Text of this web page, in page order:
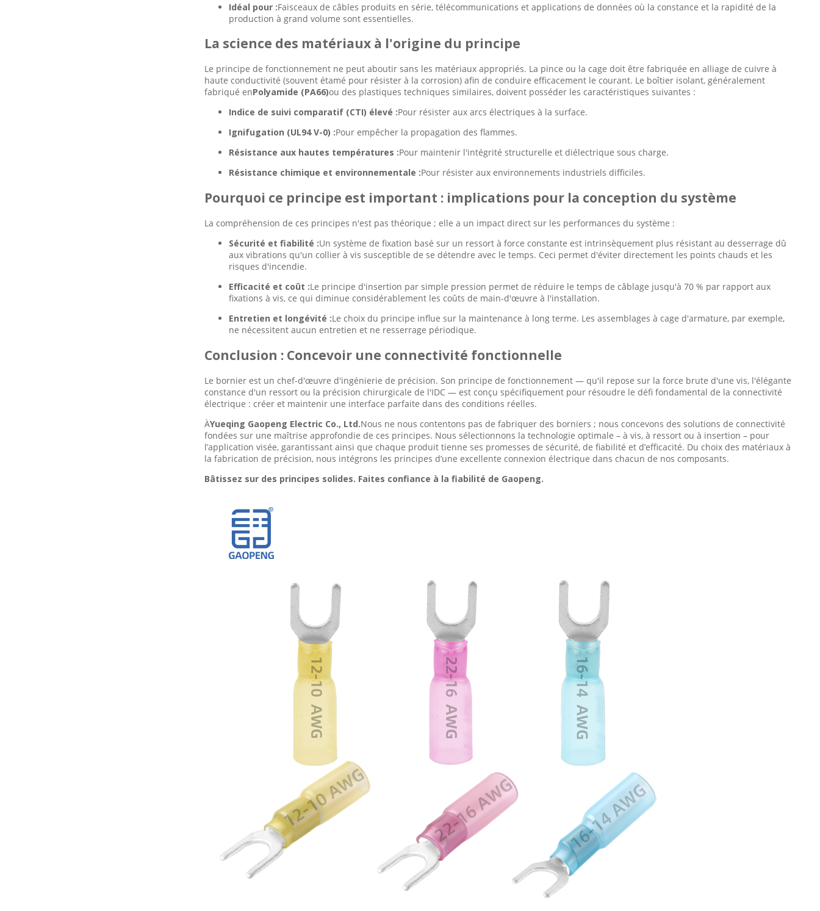
Idéal pour :Faisceaux de câbles produits en série, télécommunications et applications de données où la constance et la rapidité de la
production à grand volume sont essentielles.
La science des matériaux à l'origine du principe
Le principe de fonctionnement ne peut aboutir sans les matériaux appropriés. La pince ou la cage doit être fabriquée en alliage de cuivre à
haute conductivité (souvent étamé pour résister à la corrosion) afin de conduire efficacement le courant. Le boîtier isolant, généralement
fabriqué enPolyamide (PA66)ou des plastiques techniques similaires, doivent posséder les caractéristiques suivantes :
Indice de suivi comparatif (CTI) élevé :Pour résister aux arcs électriques à la surface.
Ignifugation (UL94 V-0) :Pour empêcher la propagation des flammes.
Résistance aux hautes températures :Pour maintenir l'intégrité structurelle et diélectrique sous charge.
Résistance chimique et environnementale :Pour résister aux environnements industriels difficiles.
Pourquoi ce principe est important : implications pour la conception du système
La compréhension de ces principes n'est pas théorique ; elle a un impact direct sur les performances du système :
Sécurité et fiabilité :Un système de fixation basé sur un ressort à force constante est intrinsèquement plus résistant au desserrage dû
aux vibrations qu'un collier à vis susceptible de se détendre avec le temps. Ceci permet d'éviter directement les points chauds et les
risques d'incendie.
Efficacité et coût :Le principe d'insertion par simple pression permet de réduire le temps de câblage jusqu'à 70 % par rapport aux
fixations à vis, ce qui diminue considérablement les coûts de main-d'œuvre à l'installation.
Entretien et longévité :Le choix du principe influe sur la maintenance à long terme. Les assemblages à cage d'armature, par exemple,
ne nécessitent aucun entretien et ne resserrage périodique.
Conclusion : Concevoir une connectivité fonctionnelle
Le bornier est un chef-d'œuvre d'ingénierie de précision. Son principe de fonctionnement — qu'il repose sur la force brute d'une vis, l'élégante
constance d'un ressort ou la précision chirurgicale de l'IDC — est conçu spécifiquement pour résoudre le défi fondamental de la connectivité
électrique : créer et maintenir une interface parfaite dans des conditions réelles.
ÀYueqing Gaopeng Electric Co., Ltd.Nous ne nous contentons pas de fabriquer des borniers ; nous concevons des solutions de connectivité
fondées sur une maîtrise approfondie de ces principes. Nous sélectionnons la technologie optimale – à vis, à ressort ou à insertion – pour
l’application visée, garantissant ainsi que chaque produit tienne ses promesses de sécurité, de fiabilité et d’efficacité. Du choix des matériaux à
la fabrication de précision, nous intégrons les principes d’une excellente connexion électrique dans chacun de nos composants.
Bâtissez sur des principes solides. Faites confiance à la fiabilité de Gaopeng.